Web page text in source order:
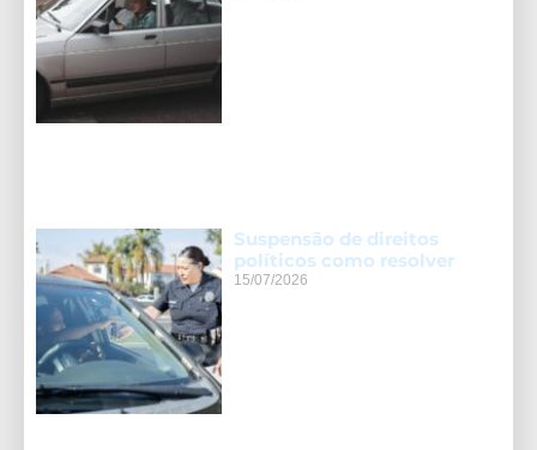
Suspensão de direitos
políticos como resolver
15/07/2026